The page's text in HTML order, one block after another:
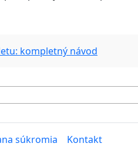
kompletný návod
súkromia Kontakt